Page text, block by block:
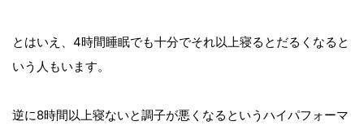
とはいえ、4時間睡眠でも十分でそれ以上寝るとだるくなると
いう人もいます。
逆に8時間以上寝ないと調子が悪くなるというハイパフォーマ